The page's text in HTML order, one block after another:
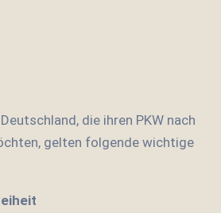
die ihren PKW nach
gelten folgende wichtige